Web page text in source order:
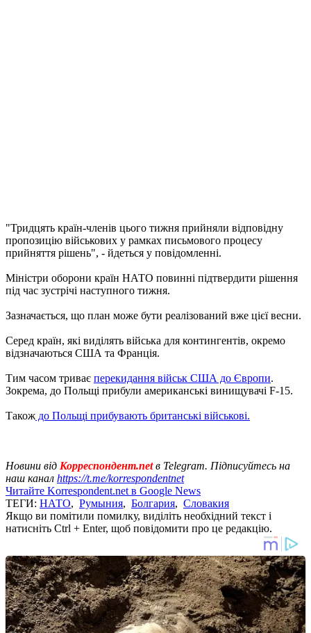
"Тридцять країн-членів цього тижня прийняли відповідну
пропозицію військових у рамках письмового процесу
прийняття рішень", - йдеться у повідомленні.
Міністри оборони країн НАТО повинні підтвердити рішення
під час зустрічі наступного тижня.
Зазначається, що план може бути реалізований вже цієї весни.
Серед країн, які виділять війська для контингентів, окремо
відзначаються США та Франція.
Тим часом триває перекидання військ США до Європи.
Зокрема, до Польщі прибули американські винищувачі F-15.
Також до Польщі прибувають британські військові.
Новини від Корреспондент.netв Telegram. Підписуйтесь на
наш канал https://t.me/korrespondentnet
Читайте Korrespondent.net в Google News
ТЕГИ: НАТО, Румыния, Болгария, Словакия
Якщо ви помітили помилку, виділіть необхідний текст і
натисніть Ctrl + Enter, щоб повідомити про це редакцію.